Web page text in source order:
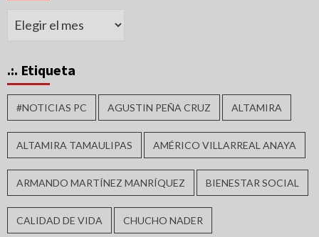
Archivos
.:. Etiqueta
#NOTICIAS PC AGUSTIN PEÑA CRUZ ALTAMIRA
ALTAMIRA TAMAULIPAS AMÉRICO VILLARREAL ANAYA
ARMANDO MARTÍNEZ MANRÍQUEZ BIENESTAR SOCIAL
CALIDAD DE VIDA CHUCHO NADER